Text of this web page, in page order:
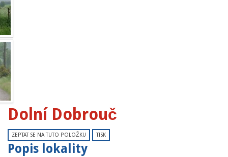
Dolní Dobrouč
ZEPTAT SE NA TUTO POLOŽKU TISK
Popis lokality